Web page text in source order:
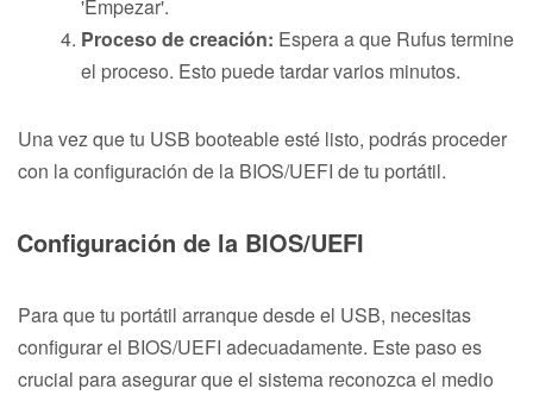
'Empezar'.
Proceso de creación: Espera a que Rufus termine
el proceso. Esto puede tardar varios minutos.
Una vez que tu USB booteable esté listo, podrás proceder
con la configuración de la BIOS/UEFI de tu portátil.
Configuración de la BIOS/UEFI
Para que tu portátil arranque desde el USB, necesitas
configurar el BIOS/UEFI adecuadamente. Este paso es
crucial para asegurar que el sistema reconozca el medio